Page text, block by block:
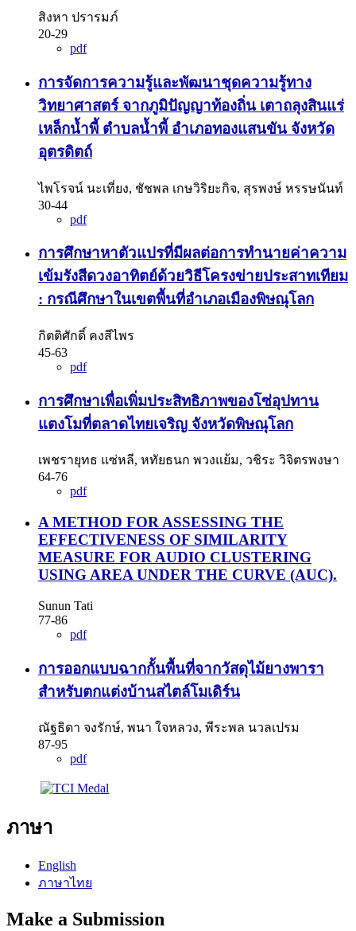
สิงหา ปรารมภ์
20-29
pdf
การจัดการความรู้และพัฒนาชุดความรู้ทาง
วิทยาศาสตร์ จากภูมิปัญญาท้องถิ่น เตาถลุงสินแร่
เหล็กน้ำพี้ ตำบลน้ำพี้ อำเภอทองแสนขัน จังหวัด
อุตรดิตถ์
ไพโรจน์ นะเที่ยง, ชัชพล เกษวิริยะกิจ, สุรพงษ์ หรรษนันท์
30-44
pdf
การศึกษาหาตัวแปรที่มีผลต่อการทำนายค่าความ
เข้มรังสีดวงอาทิตย์ด้วยวิธีโครงข่ายประสาทเทียม
: กรณีศึกษาในเขตพื้นที่อำเภอเมืองพิษณุโลก
กิตติศักดิ์ คงสีไพร
45-63
pdf
การศึกษาเพื่อเพิ่มประสิทธิภาพของโซ่อุปทาน
แตงโมที่ตลาดไทยเจริญ จังหวัดพิษณุโลก
เพชรายุทธ แซ่หลี, หทัยธนก พวงแย้ม, วชิระ วิจิตรพงษา
64-76
pdf
A METHOD FOR ASSESSING THE
EFFECTIVENESS OF SIMILARITY
MEASURE FOR AUDIO CLUSTERING
USING AREA UNDER THE CURVE (AUC).
Sunun Tati
77-86
pdf
การออกแบบฉากกั้นพื้นที่จากวัสดุไม้ยางพารา
สำหรับตกแต่งบ้านสไตล์โมเดิร์น
ณัฐธิดา จงรักษ์, พนา ใจหลวง, พีระพล นวลเปรม
87-95
pdf
ภาษา
English
ภาษาไทย
Make a Submission